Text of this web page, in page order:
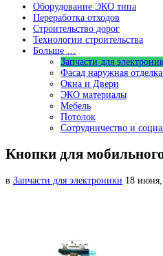
Оборудование ЭКО типа
Переработка отходов
Строительство дорог
Технологии строительства
Больше …
Запчасти для
Фасад наружная
Окна и Двери
ЭКО материалы
Мебель
Потолок
Сотрудничество и
Кнопки для
в Запчасти для электроники 18